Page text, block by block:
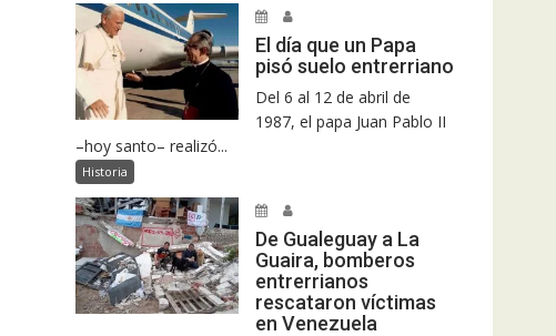
El día que un Papa
pisó suelo entrerriano
Del 6 al 12 de abril de
1987, el papa Juan Pablo II
–hoy santo– realizó...
Historia
De Gualeguay a La
Guaira, bomberos
entrerrianos
rescataron víctimas
en Venezuela